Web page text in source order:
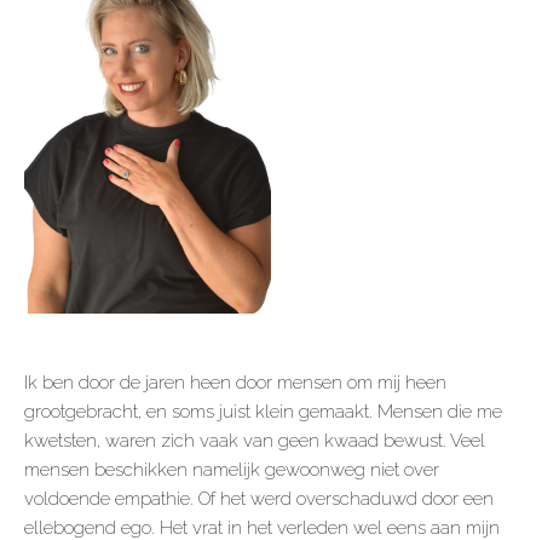
Ik ben door de jaren heen door mensen om mij heen
grootgebracht, en soms juist klein gemaakt. Mensen die me
kwetsten, waren zich vaak van geen kwaad bewust. Veel
mensen beschikken namelijk gewoonweg niet over
voldoende empathie. Of het werd overschaduwd door een
ellebogend ego. Het vrat in het verleden wel eens aan mijn